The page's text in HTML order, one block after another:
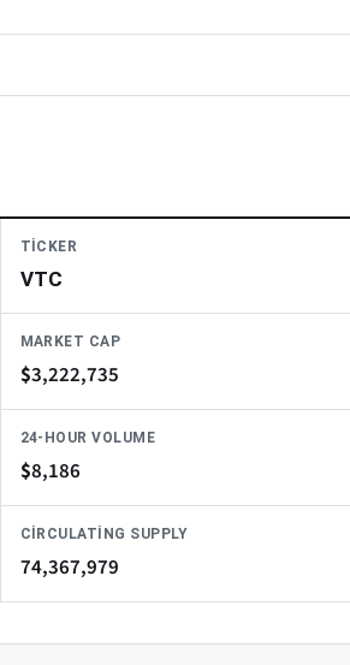
TICKER
VTC
MARKET CAP
$3,222,735
24-HOUR VOLUME
$8,186
CIRCULATING SUPPLY
74,367,979